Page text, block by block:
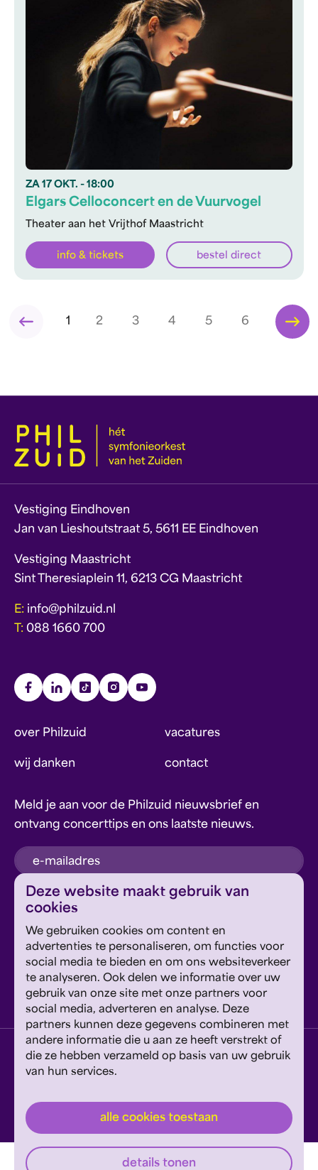
Deze website maakt gebruik van
cookies
We gebruiken cookies om content en
advertenties te personaliseren, om functies voor
social media te bieden en om ons websiteverkeer
te analyseren. Ook delen we informatie over uw
gebruik van onze site met onze partners voor
social media, adverteren en analyse. Deze
partners kunnen deze gegevens combineren met
andere informatie die u aan ze heeft verstrekt of
die ze hebben verzameld op basis van uw gebruik
van hun services.
alle cookies toestaan
details tonen
ZA 17 OKT. - 18:00
Theater aan het Vrijthof Maastricht
Elgars Celloconcert en de Vuurvogel
info & tickets bestel direct
1 2 3 4 5 6
Vestiging Eindhoven
Jan van Lieshoutstraat 5, 5611 EE Eindhoven
Vestiging Maastricht
Sint Theresiaplein 11, 6213 CG Maastricht
E: info@philzuid.nl
T: 088 1660 700
over Philzuid vacatures
wij danken contact
Meld je aan voor de Philzuid nieuwsbrief en
ontvang concerttips en ons laatste nieuws.
inschrijven
Google's Privacyverklaring en Servicevoorwaarden
van toepassing.
Geef om Philzuid en steun ons!
steun ons
privacyverklaring disclaimer cookies wijzigen
website door exitable
© philzuid